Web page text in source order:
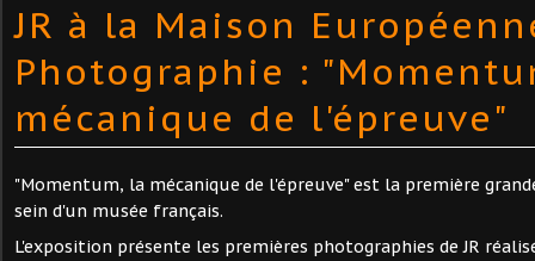
JR à la Maison
Photographie :
mécanique de l'épreuve"
"Momentum, la mécanique de l'épreuve" est la première
sein d'un musée français.
L'exposition présente les premières photographies de JR